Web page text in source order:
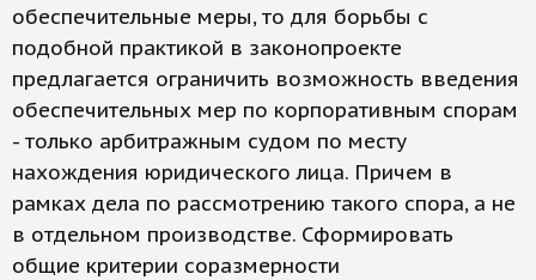
обеспечительные меры, то для борьбы с
подобной практикой в законопроекте
предлагается ограничить возможность введения
обеспечительных мер по корпоративным спорам
- только арбитражным судом по месту
нахождения юридического лица. Причем в
рамках дела по рассмотрению такого спора, а не
в отдельном производстве. Сформировать
общие критерии соразмерности